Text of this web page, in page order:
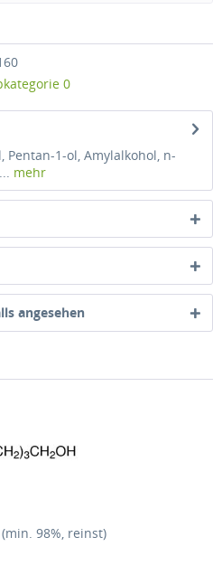
0
1-ol, Amylalkohol, n-
mehr
angesehen
98%, reinst)